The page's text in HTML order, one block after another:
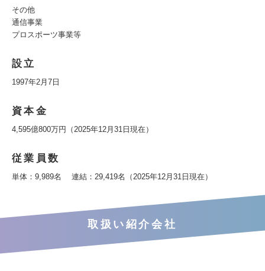
その他
通信事業
プロスポーツ事業等
設立
1997年2月7日
資本金
4,595億800万円（2025年12月31日現在）
従業員数
単体：9,989名 連結：29,419名（2025年12月31日現在）
取扱い紹介会社